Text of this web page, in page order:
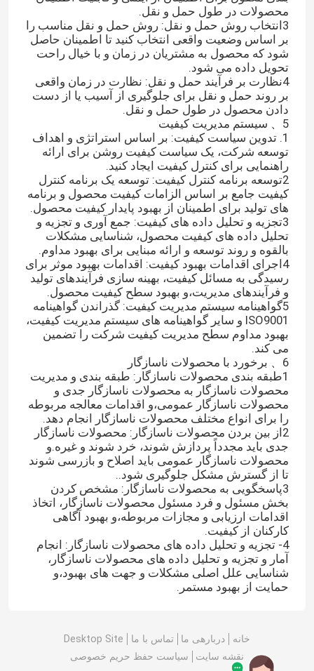
خونه
ویدیو
محصولات در طول حمل و نقل.
3انتخاب روش حمل و نقل: روش حمل و نقل مناسب را
بر اساس وضعیت واقعی انتخاب کنید تا اطمینان حاصل
شود که محصول به مشتریان در زمان و با خیال راحت
تحویل داده می شود.
4نظارت بر فرآیند حمل و نقل: نظارت در زمان واقعی
بر روند حمل و نقل برای جلوگیری از آسیب یا از دست
دادن محصول در طول حمل و نقل.
5、 سیستم مدیریت کیفیت
1. تدوین سیاست کیفیت: بر اساس استراتژی و اهداف
توسعه شرکت، یک سیاست کیفیت روشن برای ارائه
راهنمایی برای کنترل کیفیت ایجاد کنید.
2توسعه برنامه کنترل کیفیت: توسعه یک برنامه کنترل
کیفیت جامع بر اساس الزامات کیفیت محصول و برنامه
های تولید برای اطمینان از بهبود پایدار کیفیت محصول.
3تجزیه و تحلیل داده های کیفیت: جمع آوری و تجزیه و
تحلیل داده های کیفیت محصول، شناسایی مشکلات
بالقوه و روند توسعه و ارائه مبنایی برای بهبود مداوم.
4اجرای اقدامات بهبود کیفیت: اقدامات بهبود موثر برای
رسیدگی به مسائل کیفیت، بهینه سازی فرآیندهای تولید
و فرآیندهای مدیریت،و بهبود سطح کیفیت محصول.
5گواهینامه سیستم مدیریت کیفیت: گذراندن گواهینامه
ISO9001 و سایر گواهینامه های سیستم مدیریت کیفیت،
بهبود مداوم سطح مدیریت کیفیت شرکت را تضمین
می کند.
6、 برخورد با محصولات ناسازگار
1طبقه بندی محصولات ناسازگار: طبقه بندی و مدیریت
محصولات ناسازگار به محصولات ناسازگار جدی و
محصولات ناسازگار عمومی،و اقدامات معالجه مربوطه
را برای انواع مختلف محصولات ناسازگار انجام دهد.
2از بین بردن محصولات ناسازگار: محصولات ناسازگار
جدی باید مجدداً پردازش شوند، خرد شوند و غیره.و
محصولات ناسازگار عمومی باید اصلاح و بازرسی شوند
تا از گسترش مشکل جلوگیری شود..
3پاسخگویی به محصولات ناسازگار: مشخص کردن
بخش مسئول و فرد مسئول محصولات ناسازگار، اتخاذ
اقدامات ارزیابی و مجازات مربوطه،و بهبود آگاهی
کارکنان از کیفیت.
4- تجزیه و تحلیل داده های محصولات ناسازگار: انجام
آمار و تجزیه و تحلیل داده های محصولات ناسازگار،
شناسایی علل اصلی مشکلات و جهت های بهبود،و
حمایت از بهبود مستمر.
خانه دربارهی ما تماس با ما
Desktop Site
نقشه سایت
سیاست حفظ حریم خصوصی